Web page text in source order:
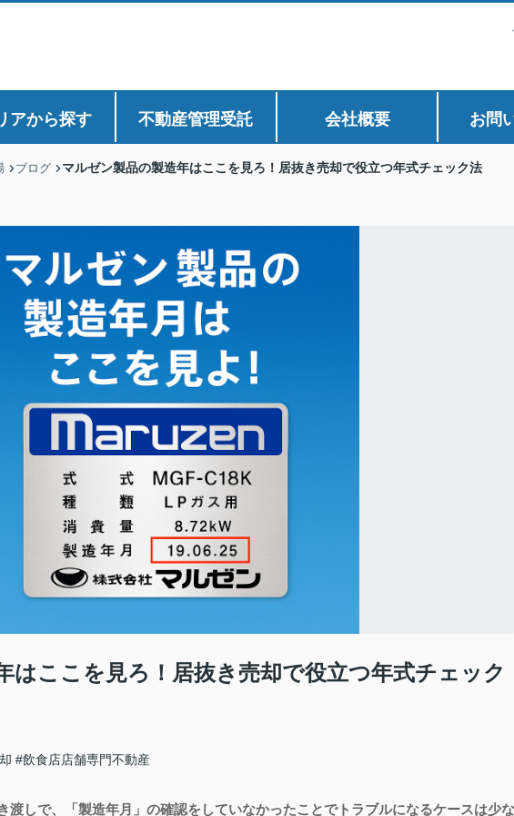
アから探す 不動産管理受託 会社概要 お問
ブログ マルゼン製品の製造年はここを見ろ！居抜き売却で役立つ年式チェック法
はここを見ろ！居抜き売却で役立つ年式チェック
#飲食店店舗専門不動産
渡しで、「製造年月」の確認をしていなかったことでトラブルになるケースは少な